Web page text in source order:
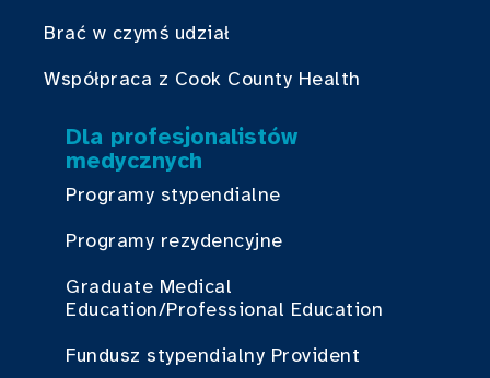
Brać w czymś udział
Współpraca z Cook County Health
Dla profesjonalistów
medycznych
Programy stypendialne
Programy rezydencyjne
Graduate Medical
Education/Professional Education
Fundusz stypendialny Provident